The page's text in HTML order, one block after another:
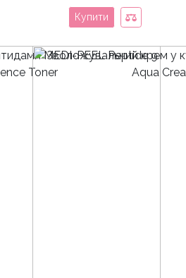
Купити